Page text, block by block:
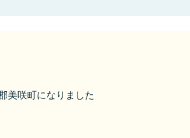
美咲町になりました